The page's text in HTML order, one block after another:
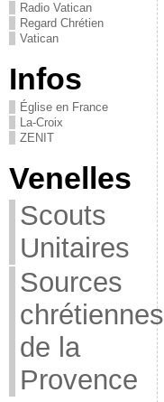
Radio Vatican
Regard Chrétien
Vatican
Infos
Église en France
La-Croix
ZENIT
Venelles
Scouts
Unitaires
Sources
chrétiennes
de la
Provence